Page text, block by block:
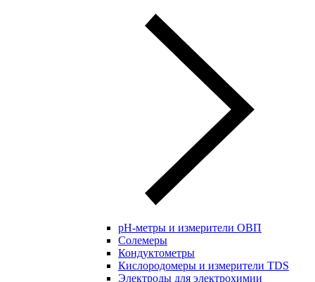
pH-метры и измерители ОВП
Солемеры
Кондуктометры
Кислородомеры и измерители TDS
Электроды для электрохимии